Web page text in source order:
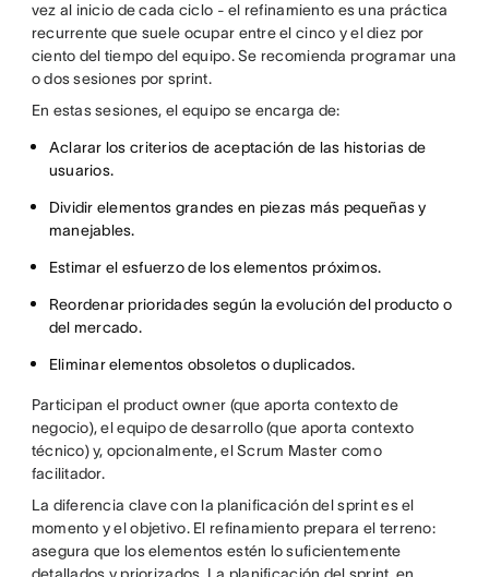
vez al inicio de cada ciclo - el refinamiento es una práctica
recurrente que suele ocupar entre el cinco y el diez por
ciento del tiempo del equipo. Se recomienda programar una
o dos sesiones por sprint.
En estas sesiones, el equipo se encarga de:
Aclarar los criterios de aceptación de las historias de
usuarios.
Dividir elementos grandes en piezas más pequeñas y
manejables.
Estimar el esfuerzo de los elementos próximos.
Reordenar prioridades según la evolución del producto o
del mercado.
Eliminar elementos obsoletos o duplicados.
Participan el product owner (que aporta contexto de
negocio), el equipo de desarrollo (que aporta contexto
técnico) y, opcionalmente, el Scrum Master como
facilitador.
La diferencia clave con la planificación del sprint es el
momento y el objetivo. El refinamiento prepara el terreno:
asegura que los elementos estén lo suficientemente